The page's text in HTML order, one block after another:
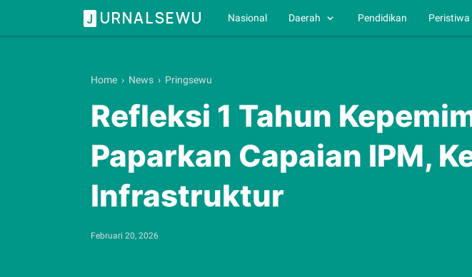
J URNALSEWU Nasional Daerah Pendidikan Peristiwa
Home › News › Pringsewu
Refleksi 1 Tahun
Paparkan Capaian IPM,
Infrastruktur
Februari 20, 2026